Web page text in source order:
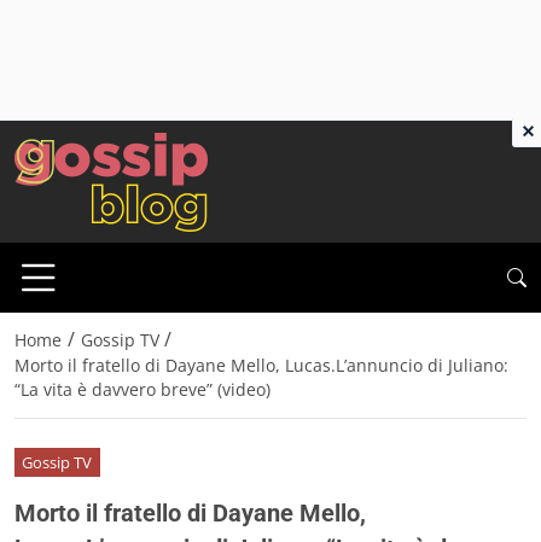
Home / Gossip TV /
Morto il fratello di Dayane Mello, Lucas.L’annuncio di Juliano:
“La vita è davvero breve” (video)
Gossip TV
Morto il fratello di Dayane Mello,
×